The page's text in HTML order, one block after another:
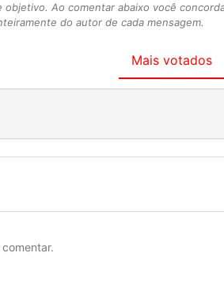
Ao comentar abaixo você
do autor de cada mensagem.
Mais votados